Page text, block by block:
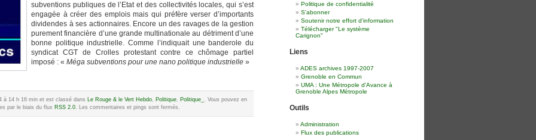
subventions publiques de l’Etat et des collectivités locales, qui s’est
engagée à créer des emplois mais qui préfère verser d’importants
dividendes à ses actionnaires. Encore un des ravages de la gestion
purement financière d’une grande multinationale au détriment d’une
bonne politique industrielle. Comme l’indiquait une banderole du
syndicat CGT de Crolles protestant contre ce chômage partiel
imposé : « Méga subventions pour une nano politique industrielle »
à 14 h 16 min et est classé dans Le Rouge & le Vert Hebdo, Politique, Politique_ . Vous pouvez en
par le biais du flux RSS 2.0. Les commentaires et pings sont fermés.
Politique de confidentialité
S'abonner
Soutenir notre effort d'information
Télécharger "Le système
Carignon"
Liens
ADES archives 1997-2007
Grenoble en Commun
UMA : Une Métropole d'Avance à
Grenoble Alpes Métropole
Outils
Administration
Flux des publications